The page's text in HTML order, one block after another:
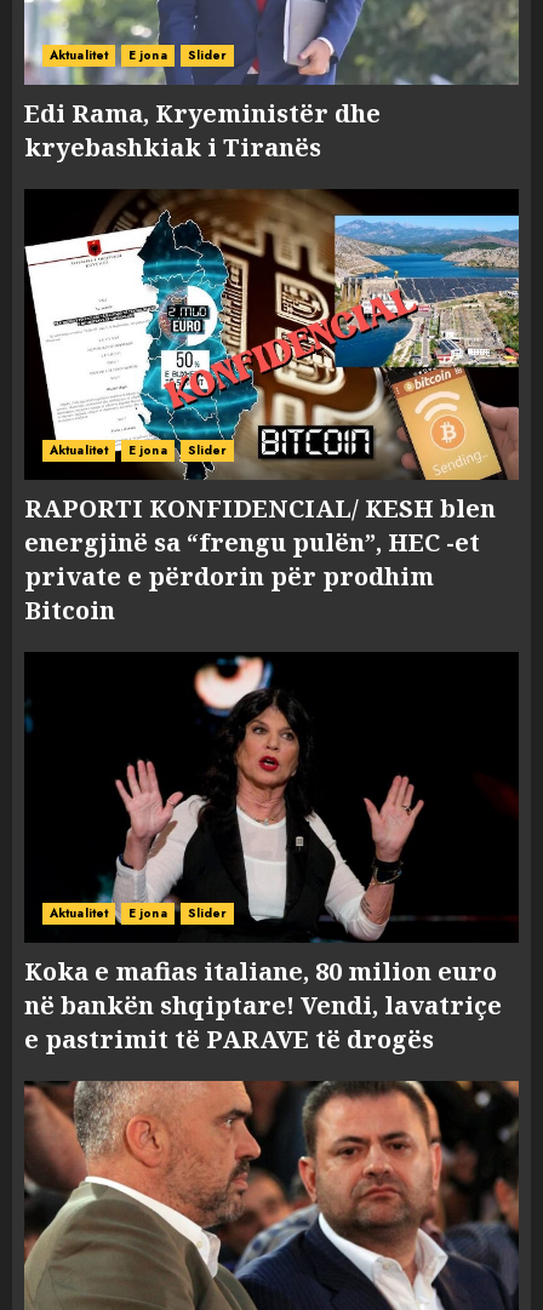
Aktualitet E jona Slider
Edi Rama, Kryeministër dhe
kryebashkiak i Tiranës
Aktualitet E jona Slider
RAPORTI KONFIDENCIAL/ KESH blen
energjinë sa “frengu pulën”, HEC -et
private e përdorin për prodhim
Bitcoin
Aktualitet E jona Slider
Koka e mafias italiane, 80 milion euro
në bankën shqiptare! Vendi, lavatriçe
e pastrimit të PARAVE të drogës